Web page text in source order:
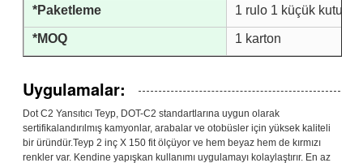
*Paketleme 1 rulo 1 küçük
*MOQ 1 karton
Uygulamalar:
Dot C2 Yansıtıcı Teyp, DOT-C2 standartlarına uygun olarak
sertifikalandırılmış kamyonlar, arabalar ve otobüsler için yüksek kaliteli
bir üründür.Teyp 2 inç X 150 fit ölçüyor ve hem beyaz hem de kırmızı
renkler var. Kendine yapışkan kullanımı uygulamayı kolaylaştırır. En az